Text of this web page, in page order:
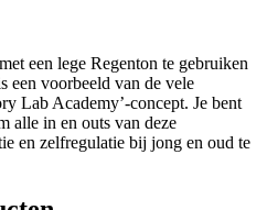
een lege Regenton te gebruiken
een voorbeeld van de vele
Lab Academy’-concept. Je bent
alle in en outs van deze
en zelfregulatie bij jong en oud te